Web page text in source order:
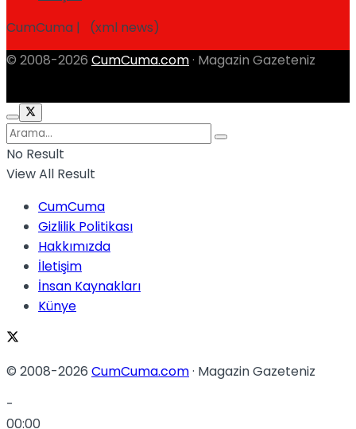
CumCuma | (xml news)
© 2008-2026 CumCuma.com · Magazin Gazeteniz
No Result
View All Result
CumCuma
Gizlilik Politikası
Hakkımızda
İletişim
İnsan Kaynakları
Künye
© 2008-2026 CumCuma.com· Magazin Gazeteniz
-
00:00